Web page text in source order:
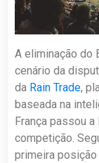
A eliminação do
cenário da
da Rain Trade,
baseada na
França passou
competição.
primeira